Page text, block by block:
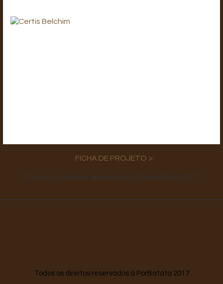
FICHA DE PROJETO >
Todos os direitos reservados à Porbatata 2017
Todos os direitos reservados à PorBatata 2017